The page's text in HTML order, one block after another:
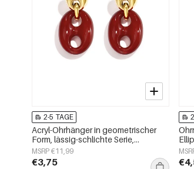
2-5 TAGE
Acryl-Ohrhänger in geometrischer
Form, lässig-schlichte Serie,
Damenschmuck
MSRP €11,99
€3,75